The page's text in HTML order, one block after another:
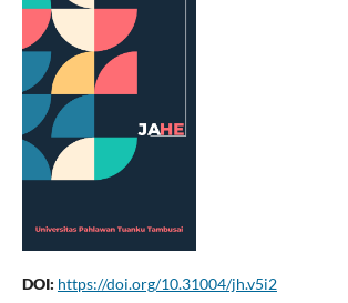
DOI: https://doi.org/10.31004/jh.v5i2